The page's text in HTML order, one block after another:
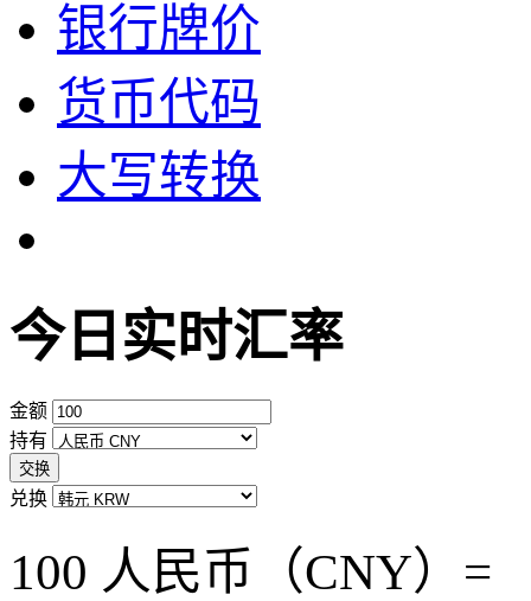
银行牌价
货币代码
大写转换
今日实时汇率
金额
持有
交换
兑换
100 人民币（CNY）=